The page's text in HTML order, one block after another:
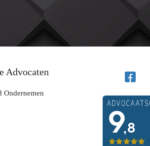
Advocaten
Ondernemen